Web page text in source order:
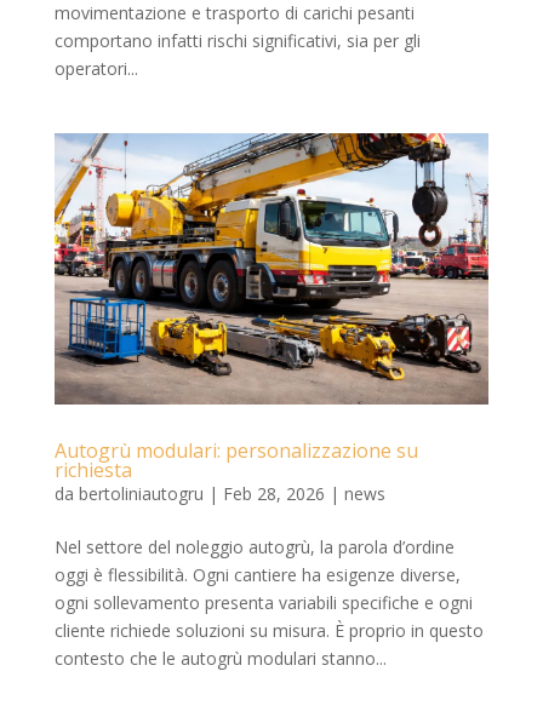
movimentazione e trasporto di carichi pesanti
comportano infatti rischi significativi, sia per gli
operatori...
Autogrù modulari: personalizzazione su
richiesta
da bertoliniautogru | Feb 28, 2026 | news
Nel settore del noleggio autogrù, la parola d’ordine
oggi è flessibilità. Ogni cantiere ha esigenze diverse,
ogni sollevamento presenta variabili specifiche e ogni
cliente richiede soluzioni su misura. È proprio in questo
contesto che le autogrù modulari stanno...